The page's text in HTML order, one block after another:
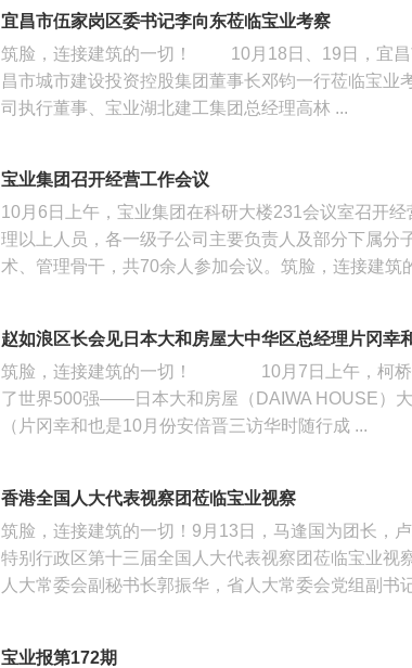
宜昌市伍家岗区委书记李向东莅临宝业考察
筑脸，连接建筑的一切！ 10月18日、19日，宜昌
昌市城市建设投资控股集团董事长邓钧一行莅临宝业
司执行董事、宝业湖北建工集团总经理高林 ...
宝业集团召开经营工作会议
10月6日上午，宝业集团在科研大楼231会议室召开
理以上人员，各一级子公司主要负责人及部分下属分
术、管理骨干，共70余人参加会议。筑脸，连接建筑
赵如浪区长会见日本大和房屋大中华区总经理片冈幸
筑脸，连接建筑的一切！ 10月7日上午，柯桥
了世界500强——日本大和房屋（DAIWA HOUSE）
（片冈幸和也是10月份安倍晋三访华时随行成 ...
香港全国人大代表视察团莅临宝业视察
筑脸，连接建筑的一切！9月13日，马逢国为团长，
特别行政区第十三届全国人大代表视察团莅临宝业视
人大常委会副秘书长郭振华，省人大常委会党组副书
宝业报第172期